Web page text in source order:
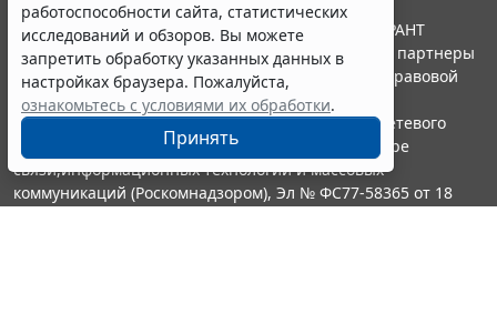
работоспособности сайта, статистических
исследований и обзоров. Вы можете
запретить обработку указанных данных в
настройках браузера. Пожалуйста,
ознакомьтесь с условиями их обработки.
Принять
© ООО "НПП "ГАРАНТ-СЕРВИС", 2026. Система ГАРАНТ
выпускается с 1990 года. Компания "Гарант" и ее партнеры
являются участниками Российской ассоциации правовой
информации ГАРАНТ.
Портал ГАРАНТ.РУ зарегистрирован в качестве сетевого
издания Федеральной службой по надзору в сфере
связи,информационных технологий и массовых
коммуникаций (Роскомнадзором), Эл № ФС77-58365 от 18